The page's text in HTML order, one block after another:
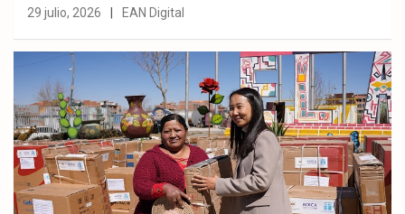
29 julio, 2026 EAN Digital